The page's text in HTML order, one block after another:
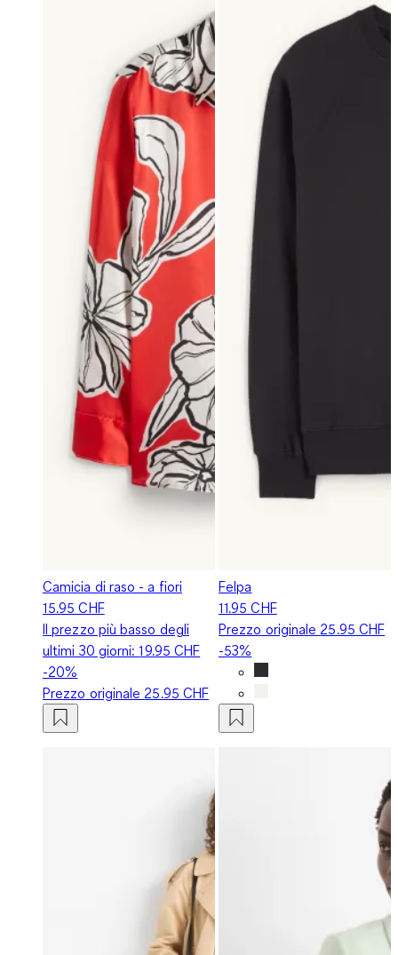
Camicia di raso - a fiori
15.95 CHF
Il prezzo più basso degli
ultimi 30 giorni:19.95 CHF
-20%
Prezzo originale 25.95 CHF
Felpa
11.95 CHF
Prezzo originale 25.95 CHF
-53%